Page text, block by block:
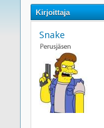
Kirjoittaja
Snake